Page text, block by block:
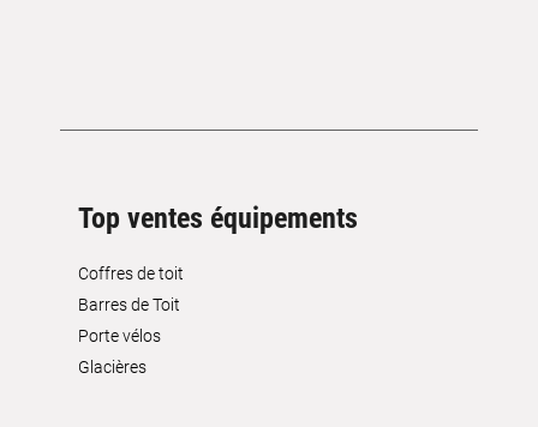
Top ventes équipements
Coffres de toit
Barres de Toit
Porte vélos
Glacières